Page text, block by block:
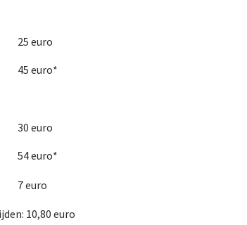
25 euro
45 euro*
30 euro
54 euro*
7 euro
10,80 euro